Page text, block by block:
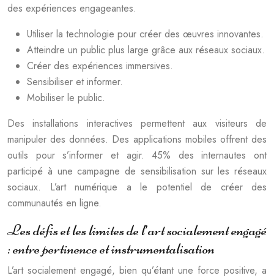
des expériences engageantes.
Utiliser la technologie pour créer des œuvres innovantes.
Atteindre un public plus large grâce aux réseaux sociaux.
Créer des expériences immersives.
Sensibiliser et informer.
Mobiliser le public.
Des installations interactives permettent aux visiteurs de
manipuler des données. Des applications mobiles offrent des
outils pour s’informer et agir. 45% des internautes ont
participé à une campagne de sensibilisation sur les réseaux
sociaux. L’art numérique a le potentiel de créer des
communautés en ligne.
Les défis et les limites de l’art socialement engagé
: entre pertinence et instrumentalisation
L’art socialement engagé, bien qu’étant une force positive, a